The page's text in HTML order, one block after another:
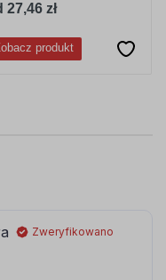
27,46 zł
produkt